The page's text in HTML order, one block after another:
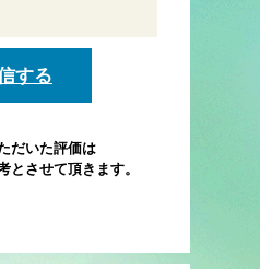
だいた評価は
とさせて頂きます。